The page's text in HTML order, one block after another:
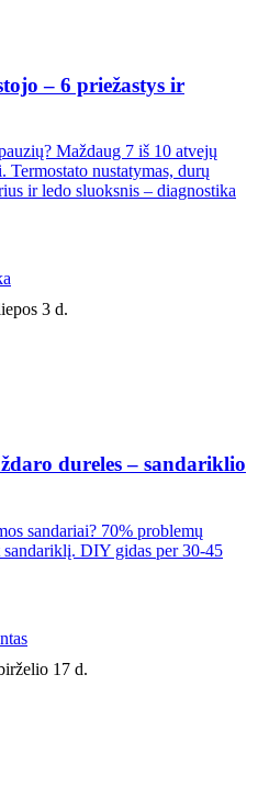
– 6 priežastys ir
Maždaug 7 iš 10 atvejų
Termostato nustatymas, durų
ir ledo sluoksnis – diagnostika
3 d.
dureles – sandariklio
sandariai? 70% problemų
sandariklį. DIY gidas per 30-45
17 d.